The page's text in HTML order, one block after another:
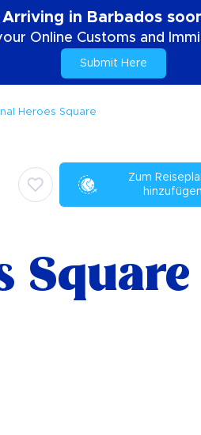
Arriving in Barbados
Online Customs and
Submit Here
Heroes Square
Zum
hinzufügen
Square